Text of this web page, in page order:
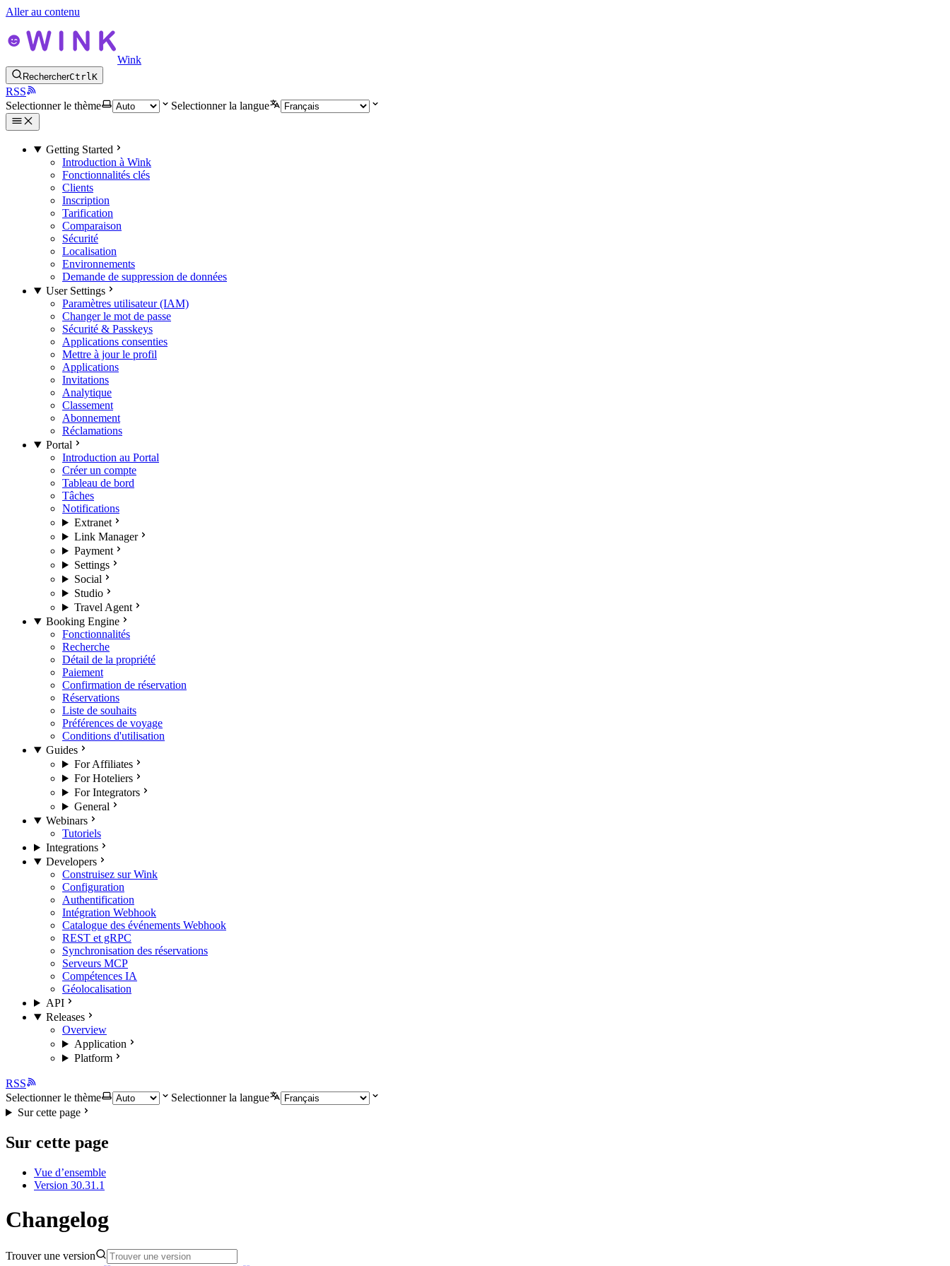
Aller au contenu
Wink
RechercherCtrlK
RSS
Selectionner le thème
Selectionner la langue
Getting Started
Introduction à Wink
Fonctionnalités clés
Clients
Inscription
Tarification
Comparaison
Sécurité
Localisation
Environnements
Demande de suppression de données
User Settings
Paramètres utilisateur (IAM)
Changer le mot de passe
Sécurité & Passkeys
Applications consenties
Mettre à jour le profil
Applications
Invitations
Analytique
Classement
Abonnement
Réclamations
Portal
Introduction au Portal
Créer un compte
Tableau de bord
Tâches
Notifications
Extranet
Link Manager
Payment
Settings
Social
Studio
Travel Agent
Booking Engine
Fonctionnalités
Recherche
Détail de la propriété
Paiement
Confirmation de réservation
Réservations
Liste de souhaits
Préférences de voyage
Conditions d'utilisation
Guides
For Affiliates
For Hoteliers
For Integrators
General
Webinars
Tutoriels
Integrations
Developers
Construisez sur Wink
Configuration
Authentification
Intégration Webhook
Catalogue des événements Webhook
REST et gRPC
Synchronisation des réservations
Serveurs MCP
Compétences IA
Géolocalisation
API
Releases
Overview
Application
Platform
RSS
Selectionner le thème
Selectionner la langue
Sur cette page
Sur cette page
Vue d’ensemble
Version 30.31.1
Changelog
Trouver une version